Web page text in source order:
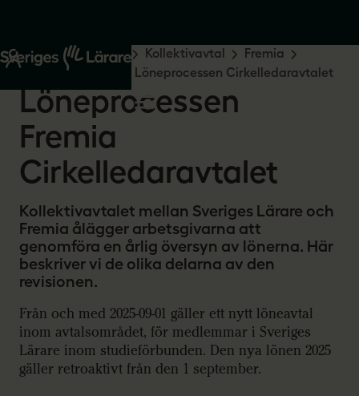
Start Råd och stöd Kollektivavtal
Fremia
Fremia Cirkelledare
Löneprocessen Cirkelledaravtalet
Löneprocessen
Fremia
Cirkelledaravtalet
Kollektivavtalet mellan Sveriges Lärare och
Fremia ålägger arbetsgivarna att
genomföra en årlig översyn av lönerna. Här
beskriver vi de olika delarna av den
revisionen.
Från och med 2025-09-01 gäller ett nytt löneavtal
inom avtalsområdet, för medlemmar i Sveriges
Lärare inom studieförbunden. Den nya lönen 2025
gäller retroaktivt från den 1 september.